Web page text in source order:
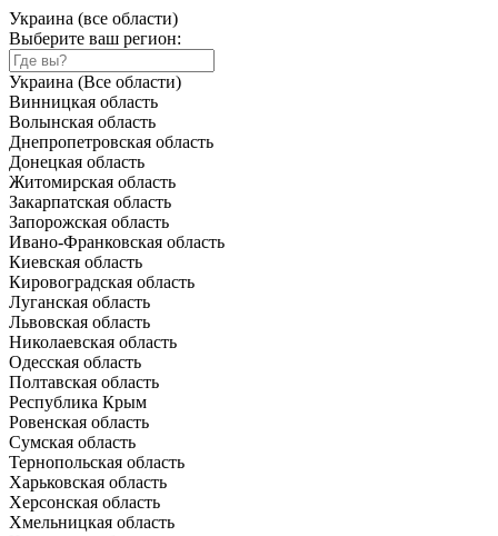
Украина (все области)
Выберите ваш регион:
Украина (Все области)
Винницкая область
Волынская область
Днепропетровская область
Донецкая область
Житомирская область
Закарпатская область
Запорожская область
Ивано-Франковская область
Киевская область
Кировоградская область
Луганская область
Львовская область
Николаевская область
Одесская область
Полтавская область
Республика Крым
Ровенская область
Сумская область
Тернопольская область
Харьковская область
Херсонская область
Хмельницкая область